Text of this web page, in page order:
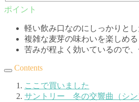
軽い飲み口なのにしっかりとし
複雑な麦芽の味わいを楽しめる
苦みが程よく効いているので
Contents
ここで買いました
サントリー 冬の交響曲（シン